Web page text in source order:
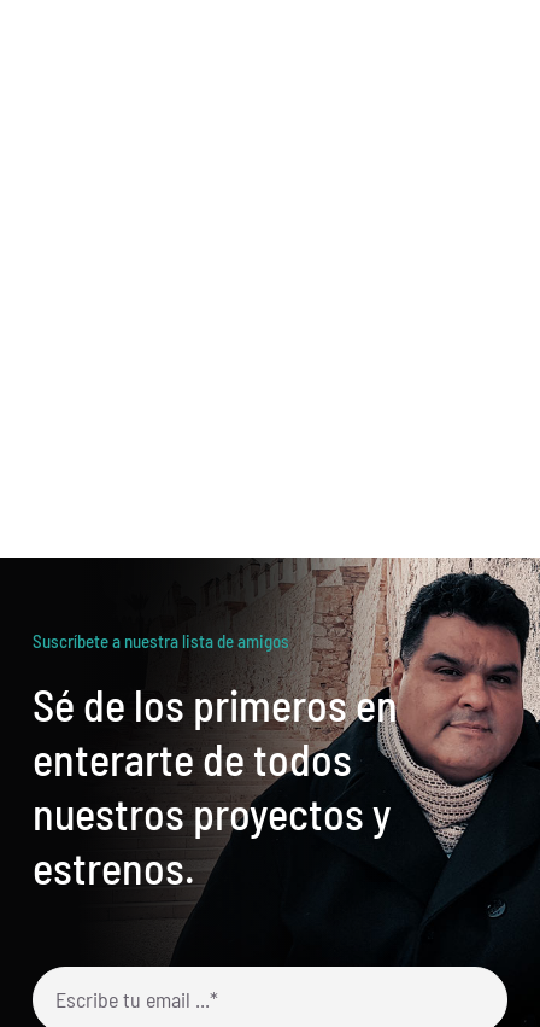
Suscríbete a nuestra lista de amigos
Sé de los primeros en
enterarte de todos
nuestros proyectos y
estrenos.